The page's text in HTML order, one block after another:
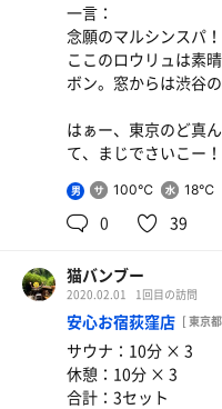
一言：
念願のマルシンスパ！
ここのロウリュは素
ボン。窓からは渋谷
はぁー、東京のど真
て、まじでさいこー！
男 100℃ 18℃
0 39
猫バンブー
2020.02.01 1回目の訪問
安心お宿荻窪店 [ 東京
サウナ：10分 × 3
休憩：10分 × 3
合計：3セット